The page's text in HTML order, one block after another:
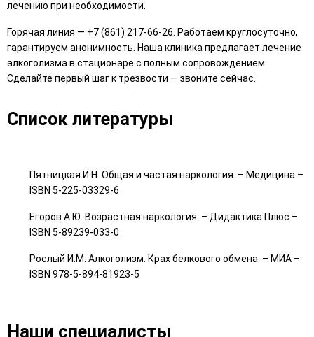
лечению при необходимости.
Горячая линия — +7 (861) 217-66-26. Работаем круглосуточно,
гарантируем анонимность. Наша клиника предлагает лечение
алкоголизма в стационаре с полным сопровождением.
Сделайте первый шаг к трезвости — звоните сейчас.
Список литературы
Пятницкая И.Н. Общая и частая наркология. – Медицина –
ISBN 5-225-03329-6
Егоров А.Ю. Возрастная наркология. – Дидактика Плюс –
ISBN 5-89239-033-0
Рослый И.М. Алкоголизм. Крах белкового обмена. – МИА –
ISBN 978-5-894-81923-5
Наши специалисты